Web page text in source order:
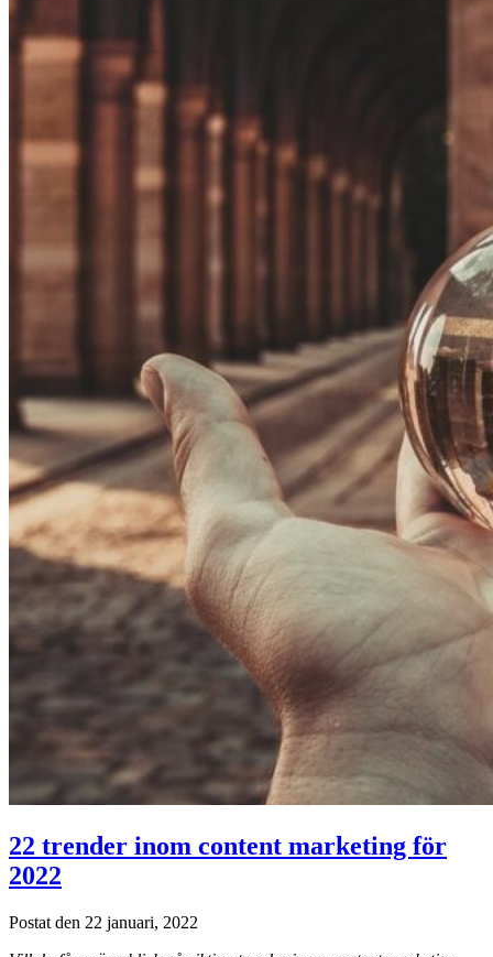
22 trender inom content marketing för
2022
Postat den 22 januari, 2022